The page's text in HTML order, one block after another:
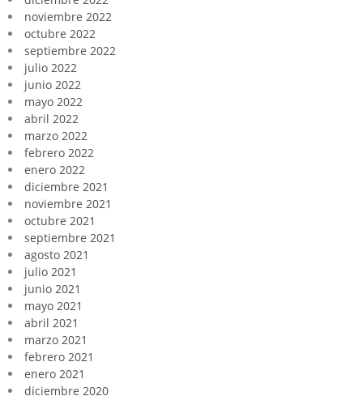
noviembre 2022
octubre 2022
septiembre 2022
julio 2022
junio 2022
mayo 2022
abril 2022
marzo 2022
febrero 2022
enero 2022
diciembre 2021
noviembre 2021
octubre 2021
septiembre 2021
agosto 2021
julio 2021
junio 2021
mayo 2021
abril 2021
marzo 2021
febrero 2021
enero 2021
diciembre 2020